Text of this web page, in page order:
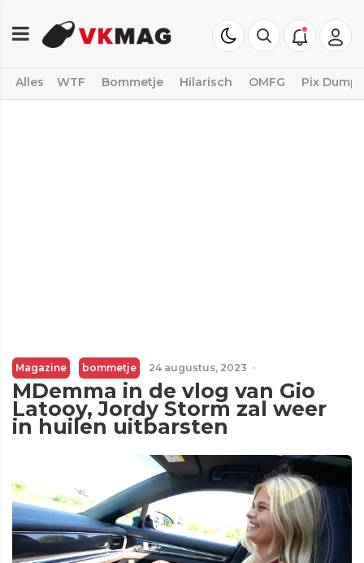
Alles WTF Bommetje Hilarisch OMFG Pix Dump
Magazine bommetje 24 augustus, 2023 ·
MDemma in de vlog van Gio
Latooy, Jordy Storm zal weer
in huilen uitbarsten